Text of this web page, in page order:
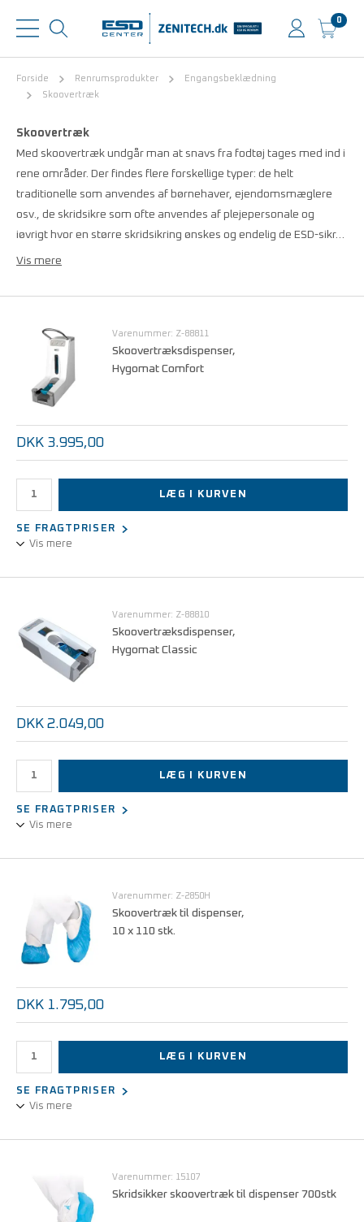
0
Forside Renrumsprodukter
Engangsbeklædning
Skoovertræk
Skoovertræk
Med skoovertræk undgår man at snavs fra fodtøj tages med ind i
rene områder. Der findes flere forskellige typer: de helt
traditionelle som anvendes af børnehaver, ejendomsmæglere
osv., de skridsikre som ofte anvendes af plejepersonale og
iøvrigt hvor en større skridsikring ønskes og endelig de ESD-sikr…
Vis mere
Varenummer: Z-88811
Skoovertræksdispenser,
Hygomat Comfort
DKK 3.995,00
LÆG I KURVEN
SE FRAGTPRISER
Vis mere
Varenummer: Z-88810
Skoovertræksdispenser,
Hygomat Classic
DKK 2.049,00
LÆG I KURVEN
SE FRAGTPRISER
Vis mere
Varenummer: Z-2850H
Skoovertræk til dispenser,
10 x 110 stk.
DKK 1.795,00
LÆG I KURVEN
SE FRAGTPRISER
Vis mere
Varenummer: 15107
Skridsikker skoovertræk til dispenser 700stk